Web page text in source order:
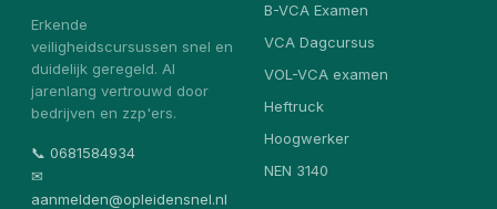
Erkende
veiligheidscursussen snel en
duidelijk geregeld. Al
jarenlang vertrouwd door
bedrijven en zzp'ers.
📞 0681584934
✉
aanmelden@opleidensnel.nl
B-VCA Examen
VCA Dagcursus
VOL-VCA examen
Heftruck
Hoogwerker
NEN 3140